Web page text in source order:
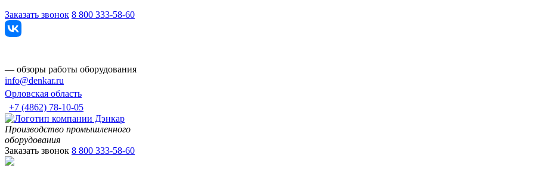
Заказать звонок 8 800 333-58-60
— обзоры работы оборудования
info@denkar.ru
Орловская область
+7 (4862) 78-10-05
Производство промышленного
оборудования
Заказать звонок 8 800 333-58-60